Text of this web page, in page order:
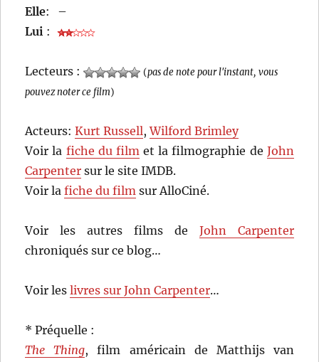
Elle:
–
Lui :
Lecteurs : (pas de note pour l'instant, vous
pouvez noter ce film)
Acteurs:Kurt Russell,Wilford Brimley
Voir la fiche du filmet la filmographie de John
Carpenter sur le site IMDB.
Voir lafiche du film sur AlloCiné.
Voir les autres films de John Carpenter
chroniqués sur ce blog…
Voir leslivres sur John Carpenter…
* Préquelle :
The Thing, film américain de Matthijs van